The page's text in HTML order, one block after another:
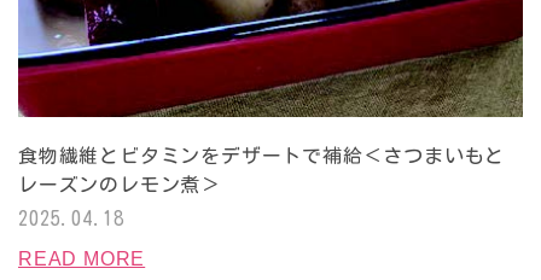
食物繊維とビタミンをデザートで補給＜さつまいもと
レーズンのレモン煮＞
2025.04.18
READ MORE